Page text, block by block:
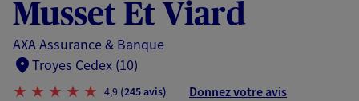
Musset Et Viard
AXA Assurance & Banque
Troyes Cedex (10)
4,9 (245 avis) Donnez votre avis